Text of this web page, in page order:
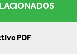
PDF